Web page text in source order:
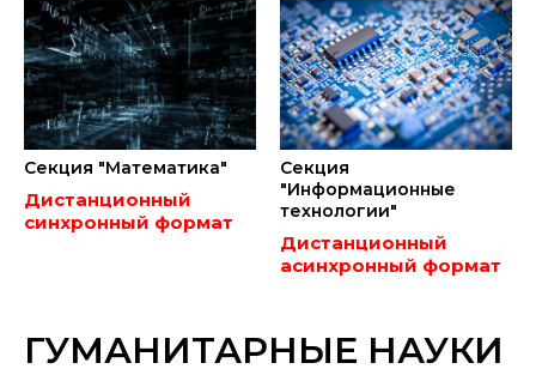
Секция "Математика"
Дистанционный
синхронный формат
Секция
"Информационные
технологии"
Дистанционный
асинхронный формат
ГУМАНИТАРНЫЕ НАУКИ